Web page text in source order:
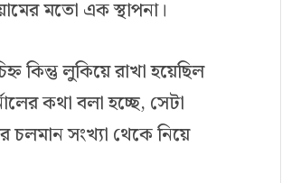
মতো এক স্থাপনা।
কিন্তু লুকিয়ে রাখা হয়েছিল
কথা বলা হচ্ছে, সেটা
সংখ্যা থেকে নিয়ে